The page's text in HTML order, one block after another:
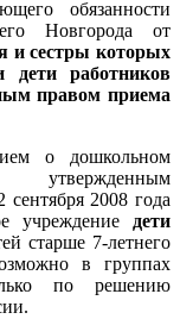
обязанности
Новгорода от
и сестры которых
дети работников
правом приема
о дошкольном
утвержденным
2008 года
учреждение дети
старше 7-летнего
в группах
по решению